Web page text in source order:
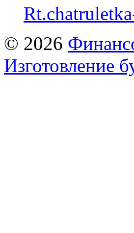
© 2026
Изготовление